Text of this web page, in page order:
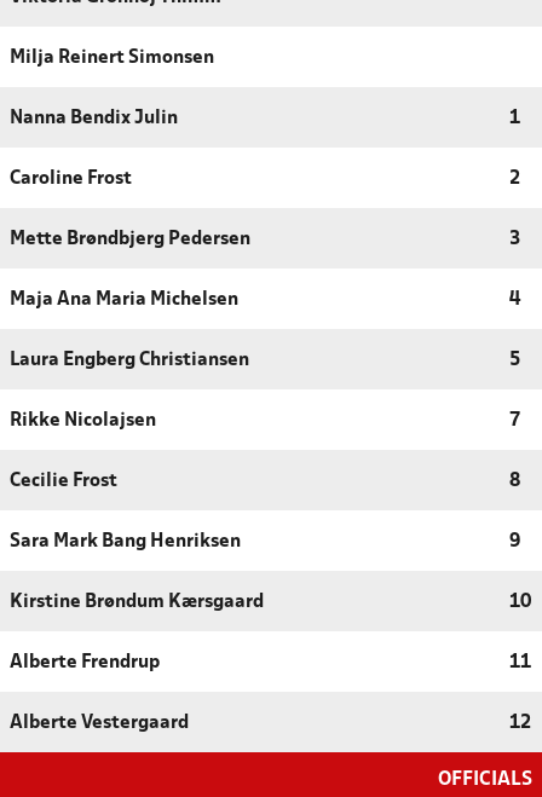
Milja Reinert Simonsen
Nanna Bendix Julin 1
Caroline Frost 2
Mette Brøndbjerg Pedersen 3
Maja Ana Maria Michelsen 4
Laura Engberg Christiansen 5
Rikke Nicolajsen 7
Cecilie Frost 8
Sara Mark Bang Henriksen 9
Kirstine Brøndum Kærsgaard 10
Alberte Frendrup 11
Alberte Vestergaard 12
OFFICIALS